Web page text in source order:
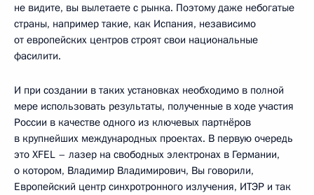
не видите, вы вылетаете с рынка. Поэтому даже небогатые
страны, например такие, как Испания, независимо
от европейских центров строят свои национальные
фасилити.
И при создании в таких установках необходимо в полной
мере использовать результаты, полученные в ходе участия
России в качестве одного из ключевых партнёров
в крупнейших международных проектах. В первую очередь
это XFEL – лазер на свободных электронах в Германии,
о котором, Владимир Владимирович, Вы говорили,
Европейский центр синхротронного излучения, ИТЭР и так